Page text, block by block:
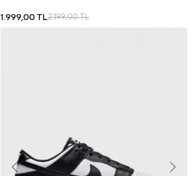
2.199,00 TL
1.999,00 TL